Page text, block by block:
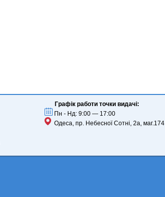
Графік работи точки видачі:
Пн - Нд: 9:00 — 17:00
Одеса, пр. Небесної Сотні, 2а, маг.174